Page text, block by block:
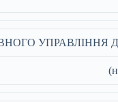
УПРАВЛІННЯ